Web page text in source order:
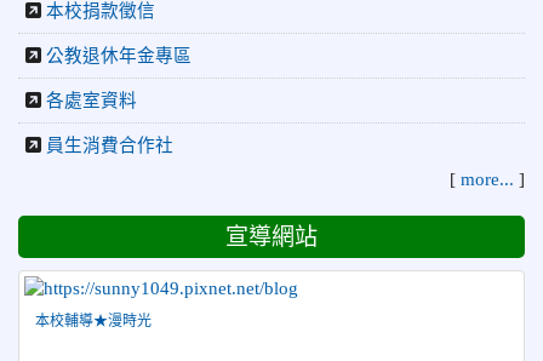
2026-04-08
榮譽
2026-07-23 榮譽
115年度花蓮縣第七屆太平洋盃X華紙公
益盃PTWA全國自走車競賽AI素養競賽榮獲銅牌
2026-07-21
賀 本校游泳隊參加 2026全國青少年游泳
跆拳道品勢錦標賽 榮獲佳績！
2026-06-30 檢送「花蓮縣115學年度推動國民中學充實校安
人力聯合甄選簡章」1份，敬請協助公告周知，請查照。
2026-06-29
榮譽
本校捐款徵信
公教退休年金專區
各處室資料
員生消費合作社
[ more... ]
宣導網站
本校輔導★漫時光